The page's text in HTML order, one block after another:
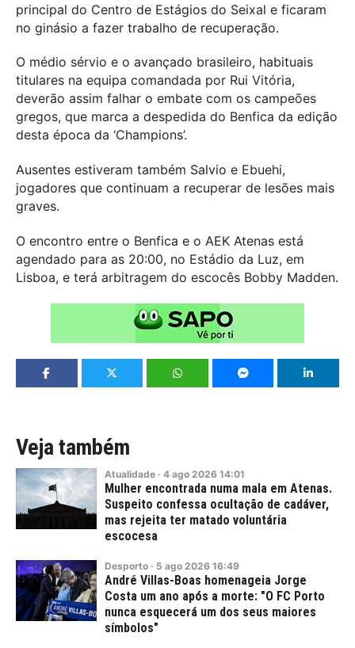
principal do Centro de Estágios do Seixal e ficaram
no ginásio a fazer trabalho de recuperação.
O médio sérvio e o avançado brasileiro, habituais
titulares na equipa comandada por Rui Vitória,
deverão assim falhar o embate com os campeões
gregos, que marca a despedida do Benfica da edição
desta época da ‘Champions’.
Ausentes estiveram também Salvio e Ebuehi,
jogadores que continuam a recuperar de lesões mais
graves.
O encontro entre o Benfica e o AEK Atenas está
agendado para as 20:00, no Estádio da Luz, em
Lisboa, e terá arbitragem do escocês Bobby Madden.
Veja também
Atualidade · 4 ago 2026 14:01
Mulher encontrada numa mala em Atenas.
Suspeito confessa ocultação de cadáver,
mas rejeita ter matado voluntária
escocesa
Desporto · 5 ago 2026 16:49
André Villas-Boas homenageia Jorge
Costa um ano após a morte: "O FC Porto
nunca esquecerá um dos seus maiores
símbolos"